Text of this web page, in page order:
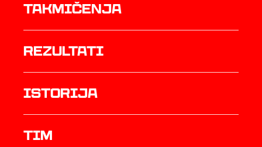
Takmičenja
rezultati
istorija
TIM